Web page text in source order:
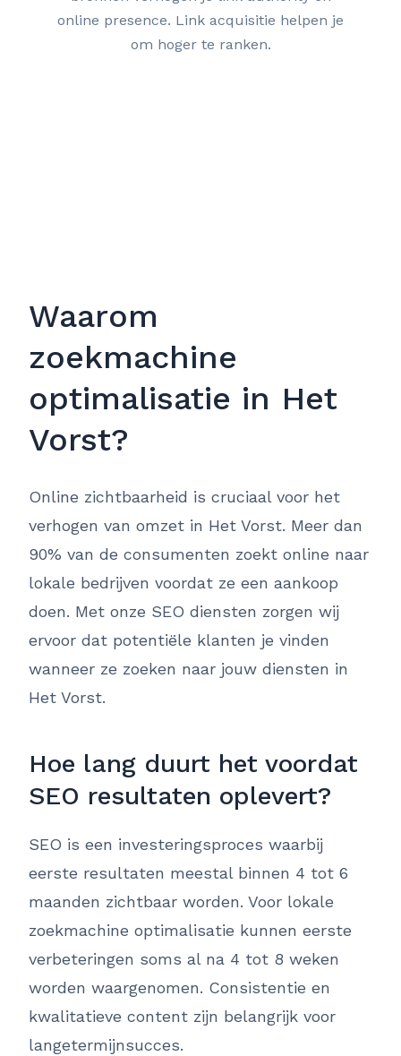
online presence. Link acquisitie helpen je
om hoger te ranken.
Waarom
zoekmachine
optimalisatie in Het
Vorst?
Online zichtbaarheid is cruciaal voor het
verhogen van omzet in Het Vorst. Meer dan
90% van de consumenten zoekt online naar
lokale bedrijven voordat ze een aankoop
doen. Met onze SEO diensten zorgen wij
ervoor dat potentiële klanten je vinden
wanneer ze zoeken naar jouw diensten in
Het Vorst.
Hoe lang duurt het voordat
SEO resultaten oplevert?
SEO is een investeringsproces waarbij
eerste resultaten meestal binnen 4 tot 6
maanden zichtbaar worden. Voor lokale
zoekmachine optimalisatie kunnen eerste
verbeteringen soms al na 4 tot 8 weken
worden waargenomen. Consistentie en
kwalitatieve content zijn belangrijk voor
langetermijnsucces.